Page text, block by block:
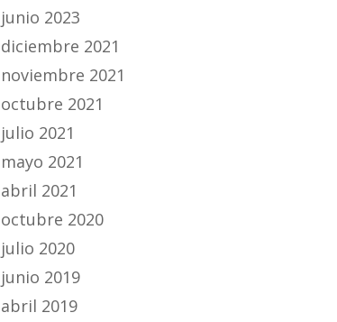
junio 2023
diciembre 2021
noviembre 2021
octubre 2021
julio 2021
mayo 2021
abril 2021
octubre 2020
julio 2020
junio 2019
abril 2019